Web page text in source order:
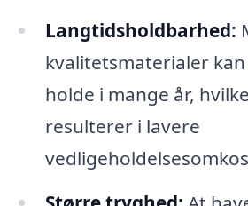
Langtidsholdbarhed:
kvalitetsmaterialer
holde i mange år,
resulterer i lavere